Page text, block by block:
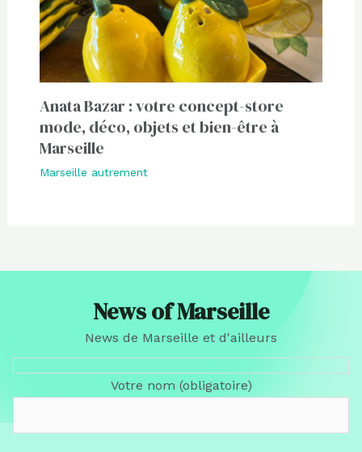
Anata Bazar : votre concept-store
mode, déco, objets et bien-être à
Marseille
Marseille autrement
News of Marseille
News de Marseille et d'ailleurs
Votre nom (obligatoire)